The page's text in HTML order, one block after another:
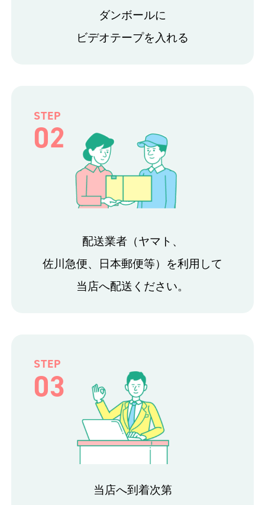
ダンボールに
ビデオテープを入れる
STEP
02
配送業者（ヤマト、
佐川急便、日本郵便等）を利用して
当店へ配送ください。
STEP
03
当店へ到着次第